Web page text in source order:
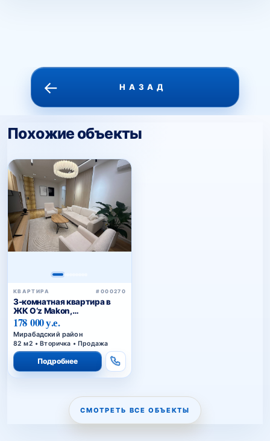
← НАЗАД
Похожие объекты
КВАРТИРА #000270
3-комнатная квартира в
ЖК O‘z Makon,
Мирабадский район —
купить квартиру в
Ташкенте с панорамным
видом
178 000 у.е.
Мирабадский район
82 м2 • Вторичка • Продажа
Подробнее
СМОТРЕТЬ ВСЕ ОБЪЕКТЫ